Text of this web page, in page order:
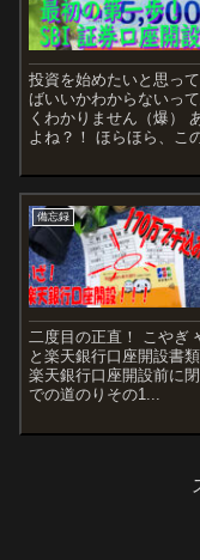
投資を始めたいと思っ
ばいいかわからないっ
くわかりません（爆）
よね？！ ほらほら、こ
備忘録
二度目の正直！ こやぎ
と楽天銀行口座開設書
楽天銀行口座開設前に
での道のりその1...